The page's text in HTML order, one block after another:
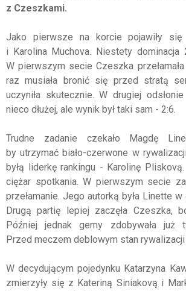
z Czeszkami.
Jako pierwsze na korcie pojawiły się
i Karolina Muchova. Niestety dominacja
W pierwszym secie Czeszka
raz musiała bronić się przed stratą
uczyniła skutecznie. W drugiej
nieco dłużej, ale wynik był taki sam - 2:6.
Trudne zadanie czekało Magdę
by utrzymać biało-czerwone w
byłą liderkę rankingu - Karolinę
ciężar spotkania. W pierwszym secie
przełamanie. Jego autorką była Linette
Drugą partię lepiej zaczęła Czeszka,
Później jednak gemy zdobywała już
Przed meczem deblowym stan rywalizacji
W decydującym pojedynku Katarzyna
zmierzyły się z Kateriną Siniakovą i